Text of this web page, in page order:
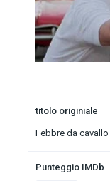
titolo originiale
Febbre da cavallo
Punteggio IMDb